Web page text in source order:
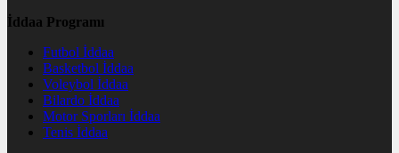
İddaa Programı
Futbol İddaa
Basketbol İddaa
Voleybol İddaa
Bilardo İddaa
Motor Sporları İddaa
Tenis İddaa